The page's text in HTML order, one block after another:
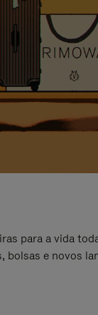
para a vida
bolsas e novos